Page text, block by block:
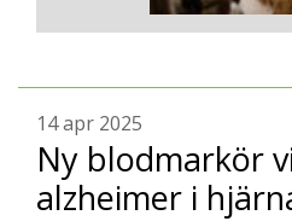
14 apr 2025
Ny blodmarkör
alzheimer i